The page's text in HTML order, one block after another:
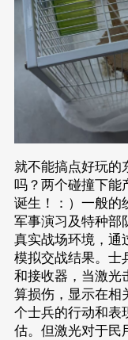
就不能搞点好玩的
吗？两个碰撞下能
诞生！：）一般的
军事演习及特种部
真实战场环境，通
模拟交战结果。士
和接收器，当激光
算损伤，显示在相
个士兵的行动和表
估。但激光对于民